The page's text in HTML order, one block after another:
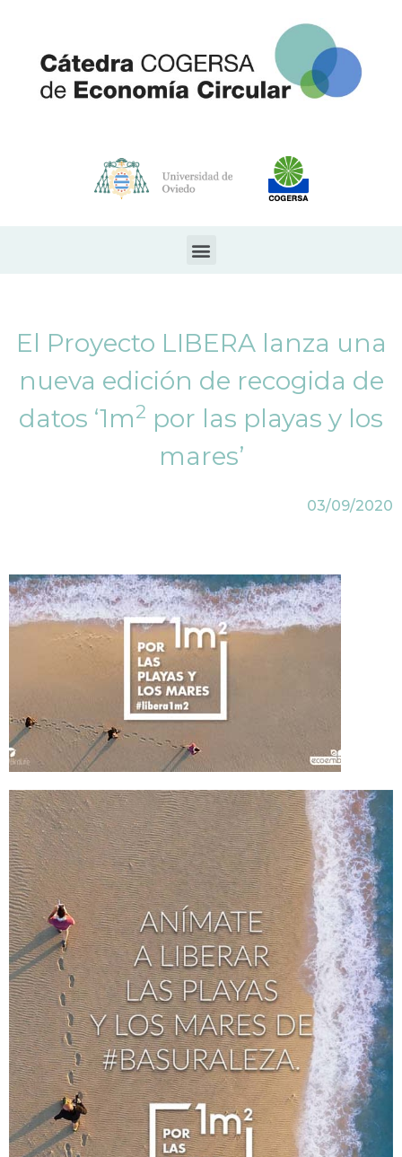
El Proyecto LIBERA lanza una
nueva edición de recogida de
datos ‘1m2 por las playas y los
mares’
03/09/2020